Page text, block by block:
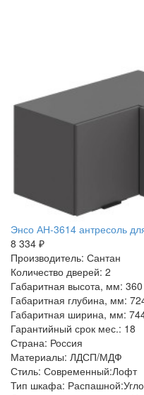
Энсо АН-3614 антресоль
8 334 ₽
Производитель: Сантан
Количество дверей: 2
Габаритная высота, мм: 360
Габаритная глубина, мм:
Габаритная ширина, мм:
Гарантийный срок мес.: 18
Страна: Россия
Материалы: ЛДСП/МДФ
Стиль: Современный:Лофт
Тип шкафа: